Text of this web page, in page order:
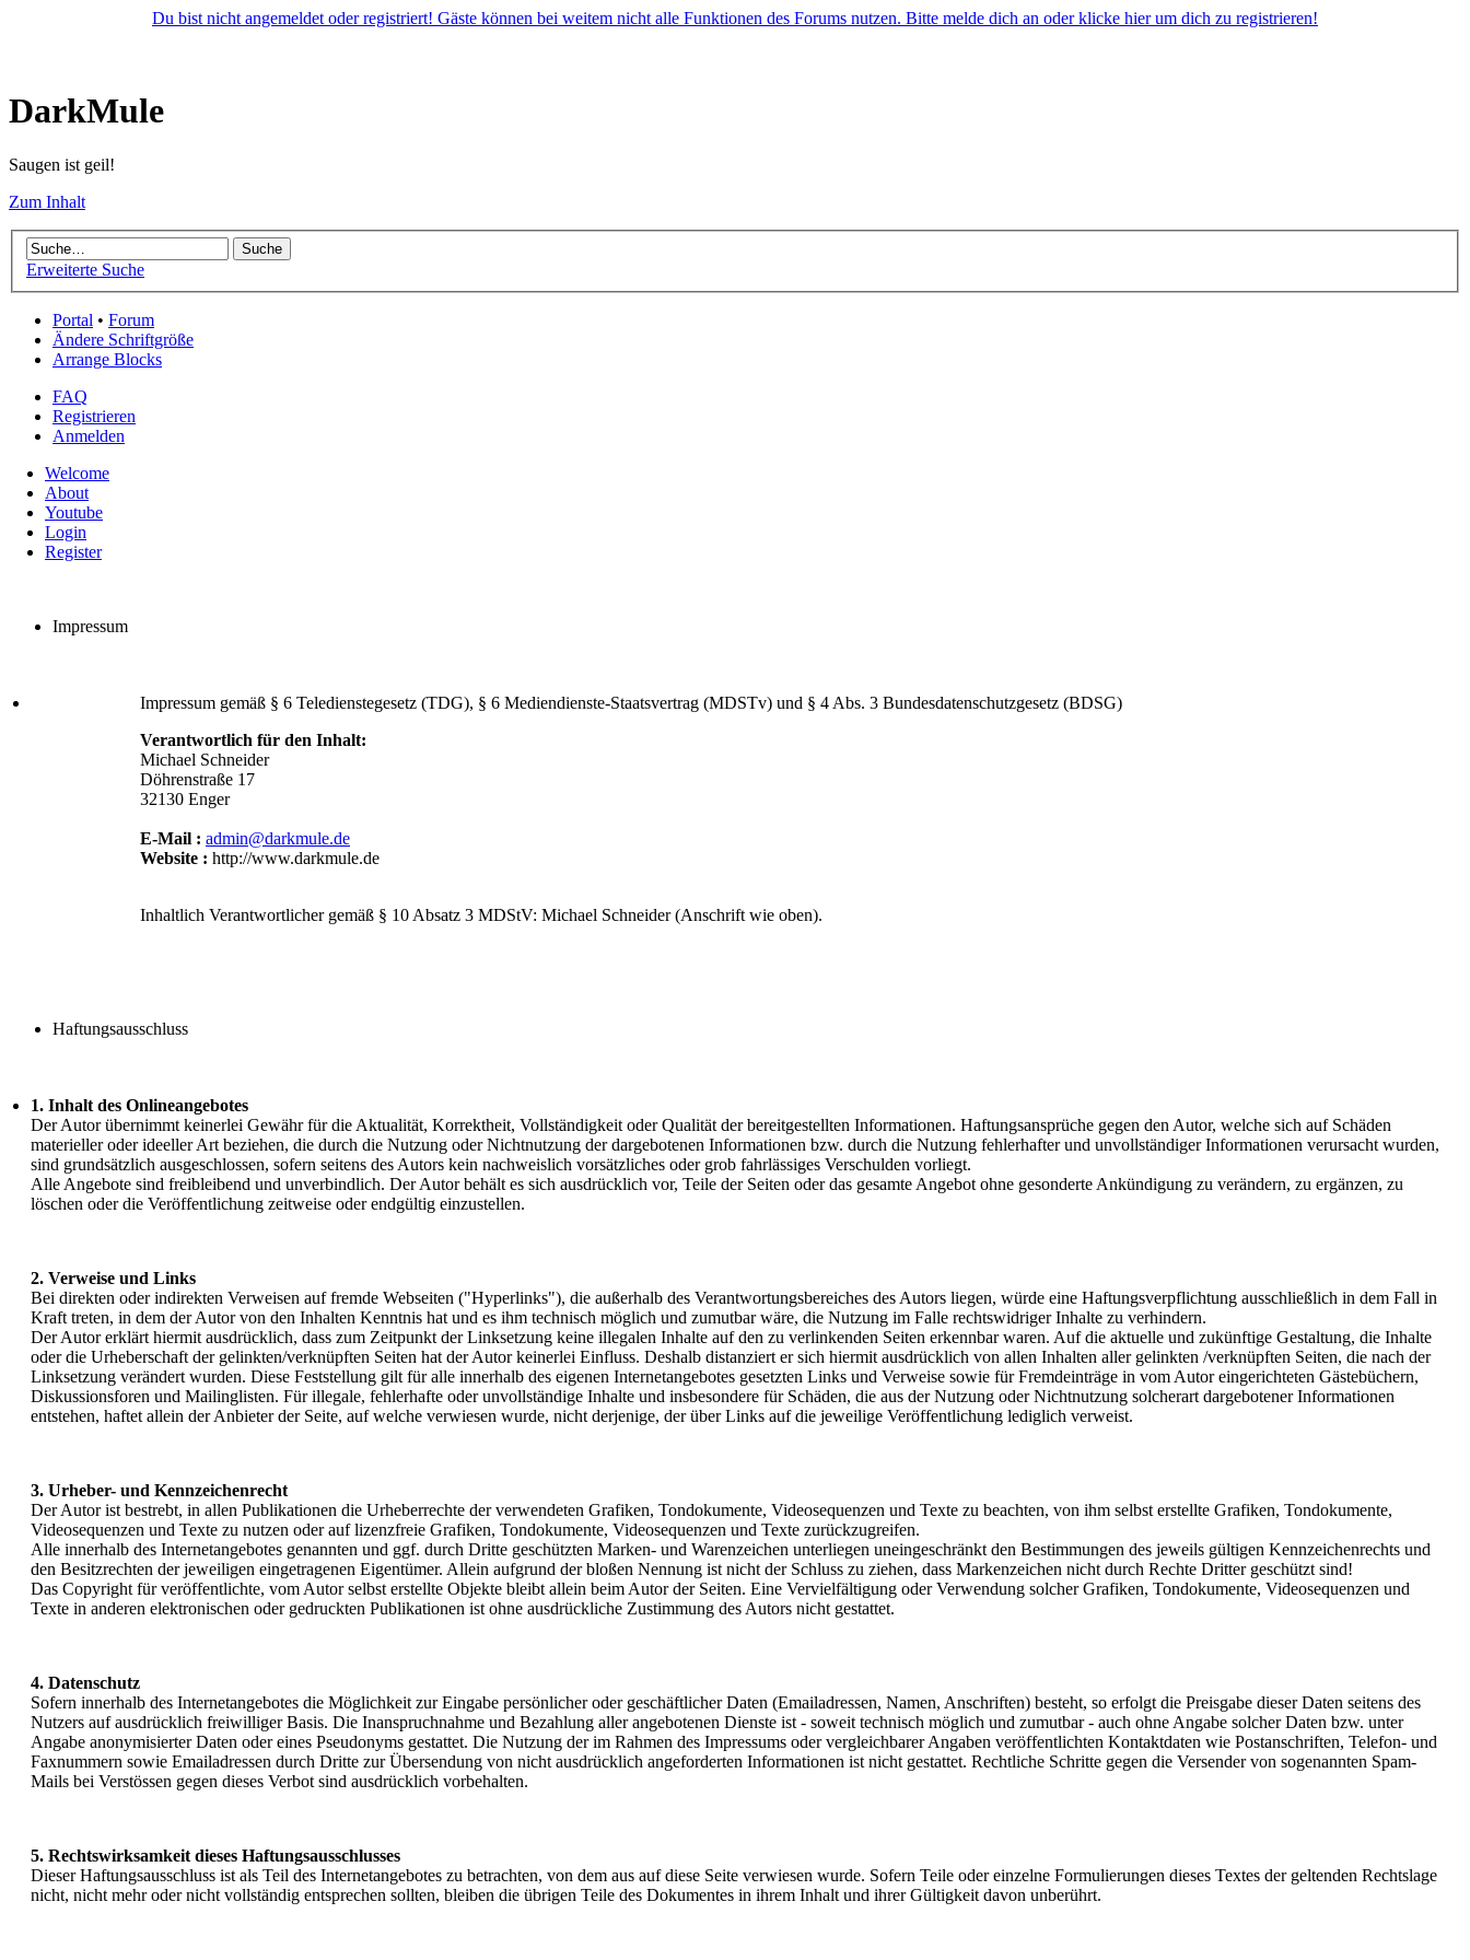
Du bist nicht angemeldet oder registriert! Gäste können bei weitem nicht alle Funktionen des Forums nutzen. Bitte melde dich an oder klicke hier um dich zu registrieren!
DarkMule
Saugen ist geil!
Zum Inhalt
Erweiterte Suche
Portal • Forum
Ändere Schriftgröße
Arrange Blocks
FAQ
Registrieren
Anmelden
Welcome
About
Youtube
Login
Register
Impressum
Impressum gemäß § 6 Teledienstegesetz (TDG), § 6 Mediendienste-Staatsvertrag (MDSTv) und § 4 Abs. 3 Bundesdatenschutzgesetz (BDSG)
Verantwortlich für den Inhalt:
Michael Schneider
Döhrenstraße 17
32130 Enger
E-Mail : admin@darkmule.de
Website : http://www.darkmule.de
Inhaltlich Verantwortlicher gemäß § 10 Absatz 3 MDStV: Michael Schneider (Anschrift wie oben).
Haftungsausschluss
1. Inhalt des Onlineangebotes
Der Autor übernimmt keinerlei Gewähr für die Aktualität, Korrektheit, Vollständigkeit oder Qualität der bereitgestellten Informationen. Haftungsansprüche gegen den Autor, welche sich auf Schäden
materieller oder ideeller Art beziehen, die durch die Nutzung oder Nichtnutzung der dargebotenen Informationen bzw. durch die Nutzung fehlerhafter und unvollständiger Informationen verursacht wurden,
sind grundsätzlich ausgeschlossen, sofern seitens des Autors kein nachweislich vorsätzliches oder grob fahrlässiges Verschulden vorliegt.
Alle Angebote sind freibleibend und unverbindlich. Der Autor behält es sich ausdrücklich vor, Teile der Seiten oder das gesamte Angebot ohne gesonderte Ankündigung zu verändern, zu ergänzen, zu
löschen oder die Veröffentlichung zeitweise oder endgültig einzustellen.
2. Verweise und Links
Bei direkten oder indirekten Verweisen auf fremde Webseiten ("Hyperlinks"), die außerhalb des Verantwortungsbereiches des Autors liegen, würde eine Haftungsverpflichtung ausschließlich in dem Fall in
Kraft treten, in dem der Autor von den Inhalten Kenntnis hat und es ihm technisch möglich und zumutbar wäre, die Nutzung im Falle rechtswidriger Inhalte zu verhindern.
Der Autor erklärt hiermit ausdrücklich, dass zum Zeitpunkt der Linksetzung keine illegalen Inhalte auf den zu verlinkenden Seiten erkennbar waren. Auf die aktuelle und zukünftige Gestaltung, die Inhalte
oder die Urheberschaft der gelinkten/verknüpften Seiten hat der Autor keinerlei Einfluss. Deshalb distanziert er sich hiermit ausdrücklich von allen Inhalten aller gelinkten /verknüpften Seiten, die nach der
Linksetzung verändert wurden. Diese Feststellung gilt für alle innerhalb des eigenen Internetangebotes gesetzten Links und Verweise sowie für Fremdeinträge in vom Autor eingerichteten Gästebüchern,
Diskussionsforen und Mailinglisten. Für illegale, fehlerhafte oder unvollständige Inhalte und insbesondere für Schäden, die aus der Nutzung oder Nichtnutzung solcherart dargebotener Informationen
entstehen, haftet allein der Anbieter der Seite, auf welche verwiesen wurde, nicht derjenige, der über Links auf die jeweilige Veröffentlichung lediglich verweist.
3. Urheber- und Kennzeichenrecht
Der Autor ist bestrebt, in allen Publikationen die Urheberrechte der verwendeten Grafiken, Tondokumente, Videosequenzen und Texte zu beachten, von ihm selbst erstellte Grafiken, Tondokumente,
Videosequenzen und Texte zu nutzen oder auf lizenzfreie Grafiken, Tondokumente, Videosequenzen und Texte zurückzugreifen.
Alle innerhalb des Internetangebotes genannten und ggf. durch Dritte geschützten Marken- und Warenzeichen unterliegen uneingeschränkt den Bestimmungen des jeweils gültigen Kennzeichenrechts und
den Besitzrechten der jeweiligen eingetragenen Eigentümer. Allein aufgrund der bloßen Nennung ist nicht der Schluss zu ziehen, dass Markenzeichen nicht durch Rechte Dritter geschützt sind!
Das Copyright für veröffentlichte, vom Autor selbst erstellte Objekte bleibt allein beim Autor der Seiten. Eine Vervielfältigung oder Verwendung solcher Grafiken, Tondokumente, Videosequenzen und
Texte in anderen elektronischen oder gedruckten Publikationen ist ohne ausdrückliche Zustimmung des Autors nicht gestattet.
4. Datenschutz
Sofern innerhalb des Internetangebotes die Möglichkeit zur Eingabe persönlicher oder geschäftlicher Daten (Emailadressen, Namen, Anschriften) besteht, so erfolgt die Preisgabe dieser Daten seitens des
Nutzers auf ausdrücklich freiwilliger Basis. Die Inanspruchnahme und Bezahlung aller angebotenen Dienste ist - soweit technisch möglich und zumutbar - auch ohne Angabe solcher Daten bzw. unter
Angabe anonymisierter Daten oder eines Pseudonyms gestattet. Die Nutzung der im Rahmen des Impressums oder vergleichbarer Angaben veröffentlichten Kontaktdaten wie Postanschriften, Telefon- und
Faxnummern sowie Emailadressen durch Dritte zur Übersendung von nicht ausdrücklich angeforderten Informationen ist nicht gestattet. Rechtliche Schritte gegen die Versender von sogenannten Spam-
Mails bei Verstössen gegen dieses Verbot sind ausdrücklich vorbehalten.
5. Rechtswirksamkeit dieses Haftungsausschlusses
Dieser Haftungsausschluss ist als Teil des Internetangebotes zu betrachten, von dem aus auf diese Seite verwiesen wurde. Sofern Teile oder einzelne Formulierungen dieses Textes der geltenden Rechtslage
nicht, nicht mehr oder nicht vollständig entsprechen sollten, bleiben die übrigen Teile des Dokumentes in ihrem Inhalt und ihrer Gültigkeit davon unberührt.